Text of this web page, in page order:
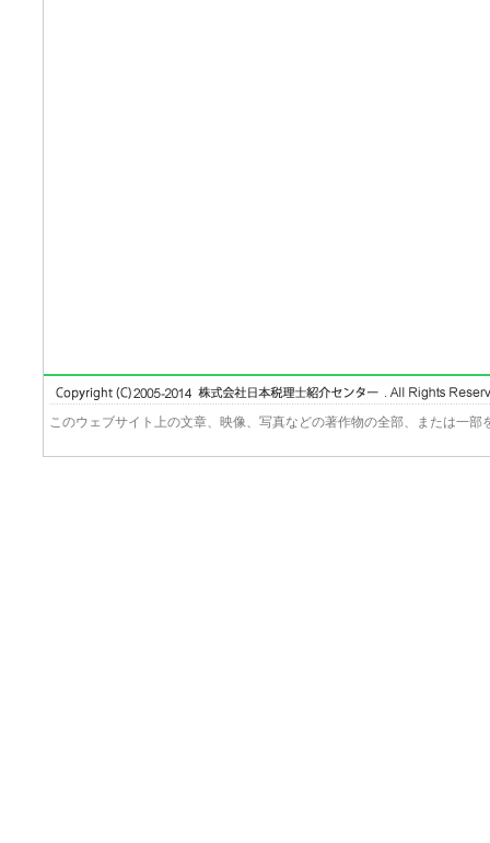
このウェブサイト上の文章、映像、写真などの著作物の全部、または一